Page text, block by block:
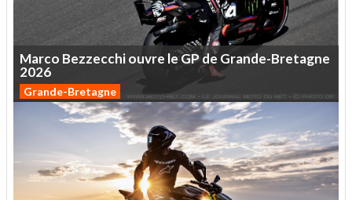
Marco Bezzecchiouvre leGPde Grande-Bretagne
2026
Grande-Bretagne